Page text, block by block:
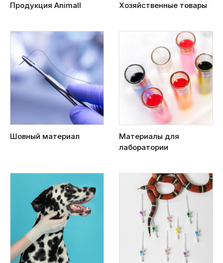
Продукция Animall Хозяйственные товары
Шовный материал
Материалы для
лаборатории